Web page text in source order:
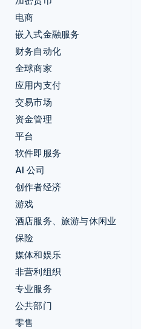
电商
嵌入式金融服务
财务自动化
全球商家
应用内支付
交易市场
资金管理
平台
软件即服务
AI 公司
创作者经济
游戏
酒店服务、旅游与休闲业
保险
媒体和娱乐
非营利组织
专业服务
公共部门
零售